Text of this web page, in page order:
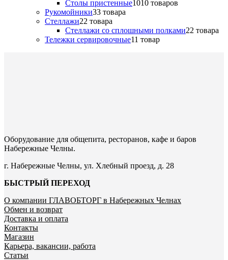
Столы пристенные1010 товаров
Рукомойники33 товара
Стеллажи22 товара
Стеллажи со сплошными полками22 товара
Тележки сервировочные11 товар
Оборудование для общепита, ресторанов, кафе и баров
Набережные Челны.
г. Набережные Челны, ул. Хлебный проезд, д. 28
БЫСТРЫЙ ПЕРЕХОД
О компании ГЛАВОБТОРГ в Набережных Челнах
Обмен и возврат
Доставка и оплата
Контакты
Магазин
Карьера, вакансии, работа
Статьи